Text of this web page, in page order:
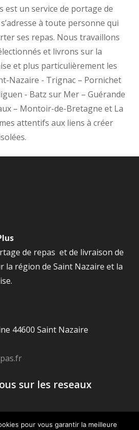
est un service de portage de
à toute personne qui
ses repas. Nous travaillons
et livrons sur la
et plus particulièrement les
Nazaire - Trignac – Pornichet
- Batz sur Mer – Guérande
– Montoir-de-Bretagne et La
attentifs aux liens à créer
de repas et de livraison de
la région de Saint Nazaire et la
44600 Saint Nazaire
sur les reseaux
pour vous garantir la meilleure